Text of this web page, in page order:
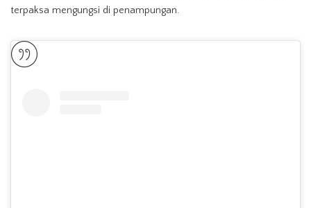
terpaksa mengungsi di penampungan.